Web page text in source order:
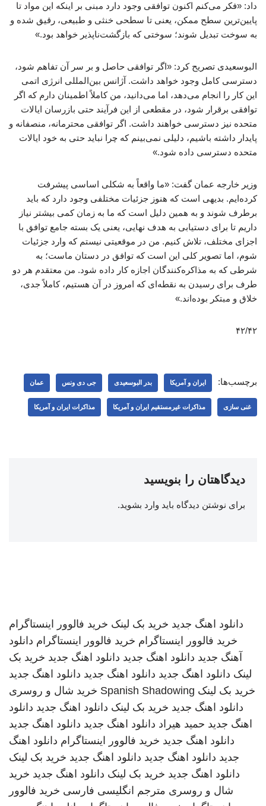
داد: «فکر می‌کنم اکنون توافقی وجود دارد مبنی بر اینکه این مواد تا
پایین‌ترین سطح ممکن، یعنی تا سطحی خنثی و طبیعی، رقیق شده و
به سوخت تبدیل شوند؛ سوختی که بازگشت‌ناپذیر خواهد بود.»
البوسعیدی تصریح کرد: «اگر توافقی حاصل و بر سر آن تفاهم شود،
دسترسی کامل وجود خواهد داشت. آژانس بین‌المللی انرژی اتمی
این کار را انجام می‌دهد، اما می‌دانید، من کاملاً اطمینان دارم که اگر
توافقی برقرار شود، در مقطعی از این فرآیند حتی بازرسان ایالات
متحده نیز دسترسی خواهند داشت. اگر توافقی محترمانه، منصفانه و
پایدار داشته باشیم، دلیلی نمی‌بینم که چرا نباید حتی به خود ایالات
متحده دسترسی داده شود.»
وزیر خارجه عمان گفت: «ما واقعاً به شکلی اساسی پیشرفت
کرده‌ایم. بدیهی است که هنوز جزئیات مختلفی وجود دارد که باید
برطرف شوند و به همین دلیل است که ما به زمان کمی بیشتر نیاز
داریم تا برای دستیابی به هدف نهایی، یعنی یک بسته جامع توافق با
اجزای مختلف، تلاش کنیم. من در موقعیتی نیستم که وارد جزئیات
شوم، اما تصویر کلی این است که توافق در دستان ماست؛ به
شرطی که به مذاکره‌کنندگان اجازه کار داده شود. من معتقدم هر دو
طرف برای رسیدن به نقطه‌ای که امروز در آن هستیم، کاملاً جدی،
خلاق و مبتکر بوده‌اند.»
۴۲/۴۲
برچسب‌ها: ایران و آمریکا بدر البوسعیدی جی دی ونس عمان
غنی سازی مذاكرات غيرمستقيم ايران و آمریکا مذاکرات ایران و آمریکا
دیدگاهتان را بنویسید
برای نوشتن دیدگاه باید وارد بشوید.
دانلود اهنگ جدید خرید بک لینک خرید فالوور اینستاگرام
خرید فالوور اینستاگرام خرید فالوور اینستاگرام دانلود
آهنگ جدید دانلود اهنگ جدید دانلود اهنگ جدید خرید بک
لینک دانلود اهنگ جدید دانلود اهنگ جدید دانلود اهنگ جدید
خرید بک لینک Spanish Shadowing خرید شال و روسری
دانلود اهنگ جدید خرید بک لینک دانلود اهنگ جدید دانلود
اهنگ جدید حمید هیراد دانلود اهنگ جدید دانلود اهنگ جدید
دانلود اهنگ جدید خرید فالوور اینستاگرام دانلود اهنگ
جدید دانلود اهنگ جدید دانلود اهنگ جدید خرید بک لینک
دانلود اهنگ جدید خرید بک لینک دانلود اهنگ جدید خرید
شال و روسری مترجم انگلیسی فارسی خرید فالوور